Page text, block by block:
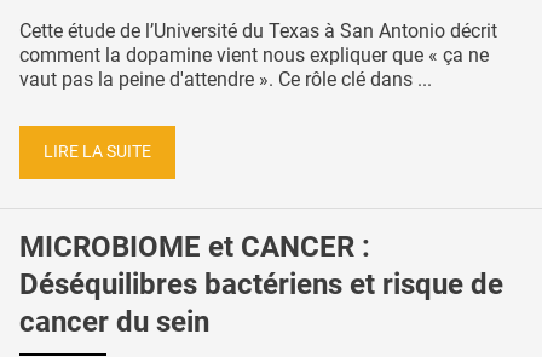
Cette étude de l’Université du Texas à San Antonio décrit
comment la dopamine vient nous expliquer que « ça ne
vaut pas la peine d'attendre ». Ce rôle clé dans ...
LIRE LA SUITE
MICROBIOME et CANCER :
Déséquilibres bactériens et risque de
cancer du sein